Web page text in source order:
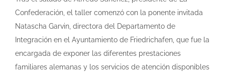
Confederación, el taller comenzó con la ponente invitada
Natascha Garvin, directora del Departamento de
Integración en el Ayuntamiento de Friedrichafen, que fue la
encargada de exponer las diferentes prestaciones
familiares alemanas y los servicios de atención disponibles